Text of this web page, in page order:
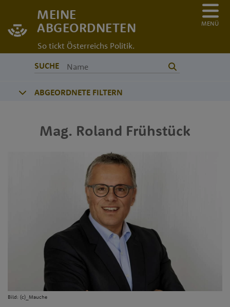
MEINE
ABGEORDNETEN
So tickt Österreichs Politik.
MENÜ
SUCHE
ABGEORDNETE FILTERN
Mag. Roland Frühstück
Bild: (c)_Mauche